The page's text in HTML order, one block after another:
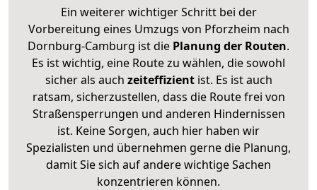
Ein weiterer wichtiger Schritt bei der
Vorbereitung eines Umzugs von Pforzheim nach
Dornburg-Camburg ist die Planung der Routen.
Es ist wichtig, eine Route zu wählen, die sowohl
sicher als auch zeiteffizientist. Es ist auch
ratsam, sicherzustellen, dass die Route frei von
Straßensperrungen und anderen Hindernissen
ist. Keine Sorgen, auch hier haben wir
Spezialisten und übernehmen gerne die Planung,
damit Sie sich auf andere wichtige Sachen
konzentrieren können.